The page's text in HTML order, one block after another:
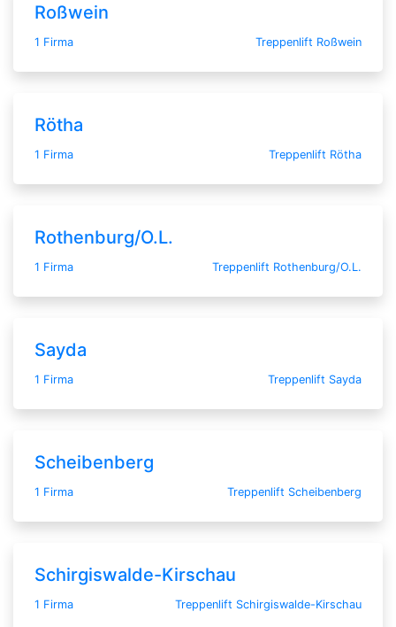
Roßwein
1 Firma Treppenlift Roßwein
Rötha
1 Firma Treppenlift Rötha
Rothenburg/O.L.
1 Firma Treppenlift Rothenburg/O.L.
Sayda
1 Firma Treppenlift Sayda
Scheibenberg
1 Firma Treppenlift Scheibenberg
Schirgiswalde-Kirschau
1 Firma Treppenlift Schirgiswalde-Kirschau